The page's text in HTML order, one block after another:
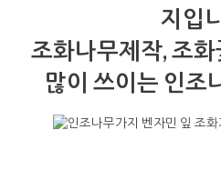
지입
조화나무제작, 조
많이 쓰이는 인조